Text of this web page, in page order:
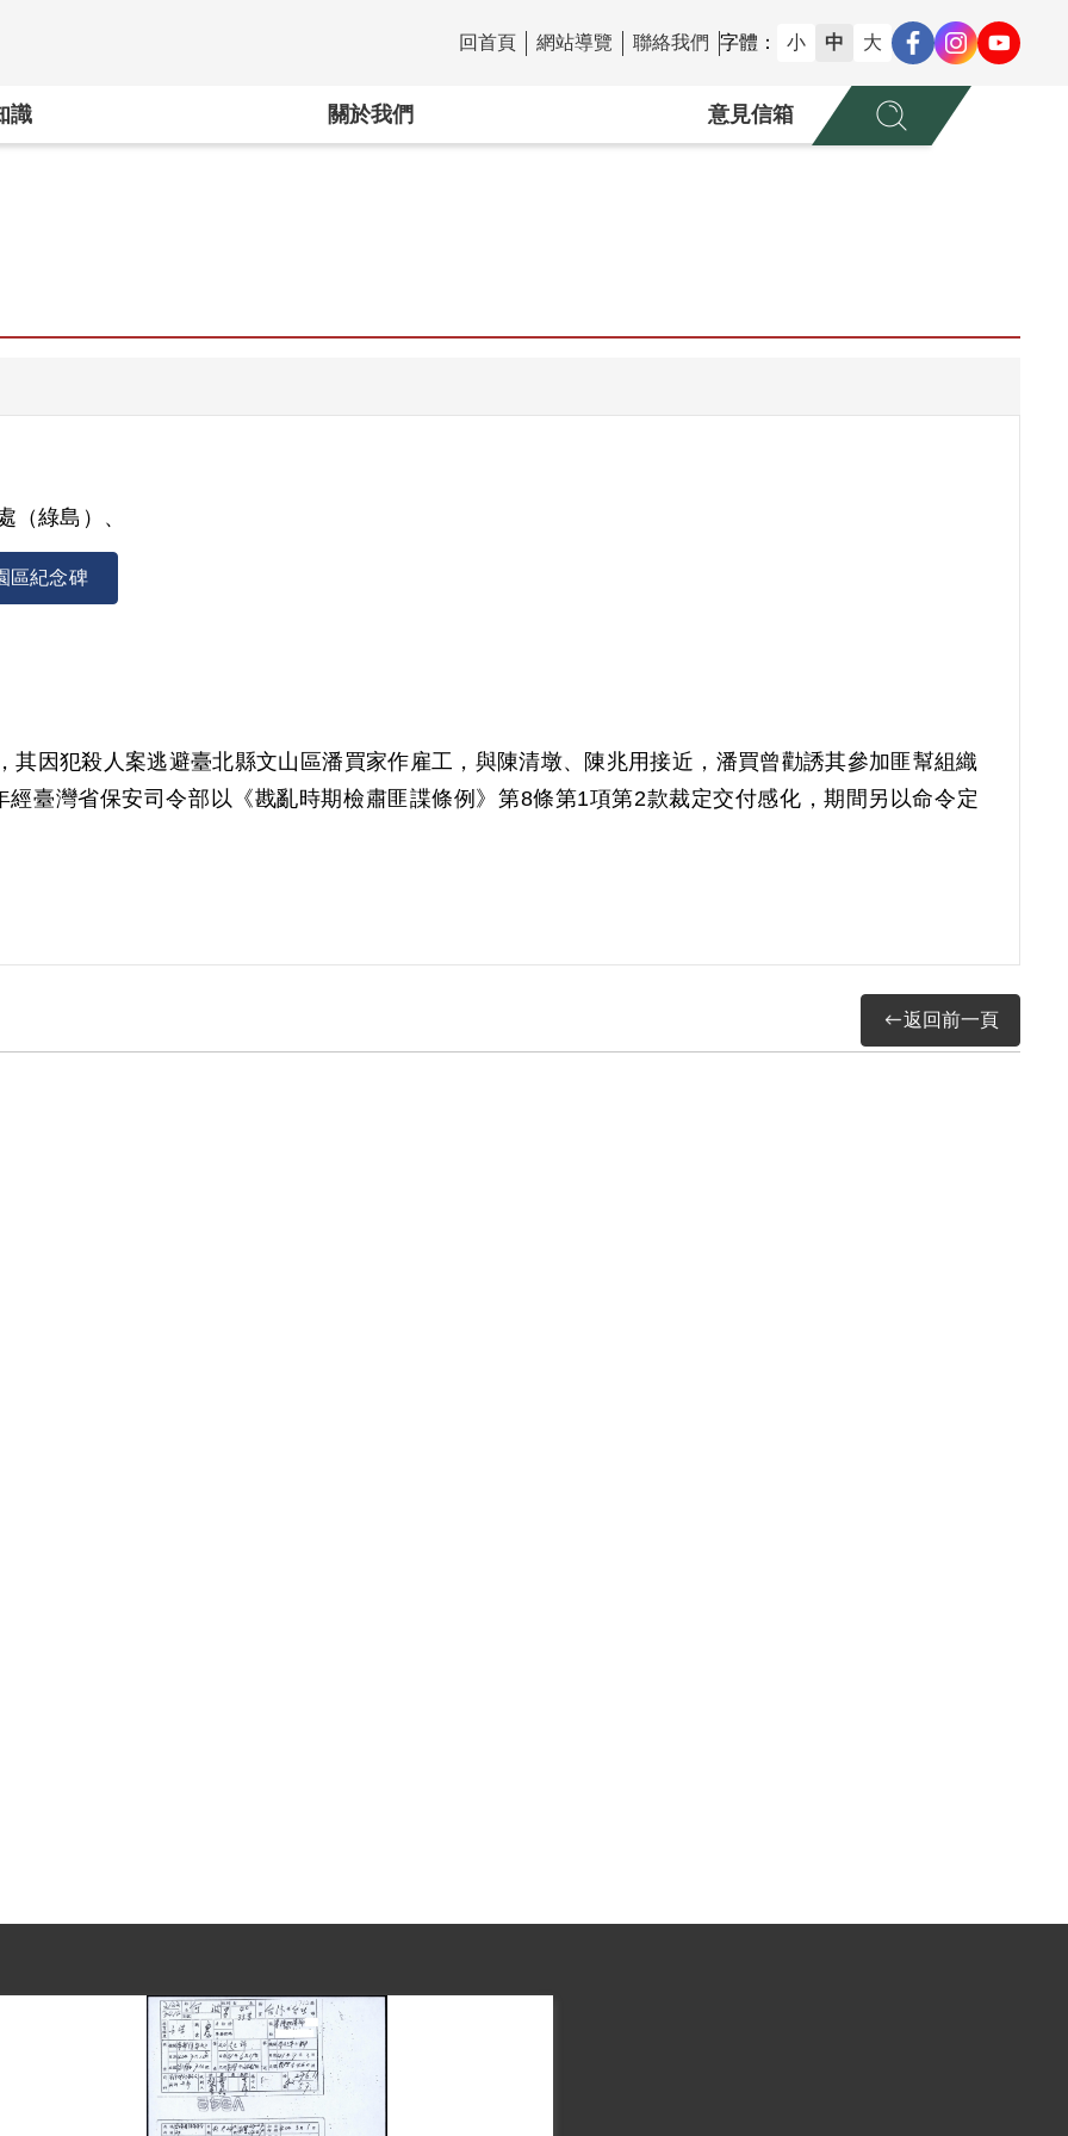
:::
回首頁 網站導覽 聯絡我們 字體： 小 中 大
識 關於我們 意見信箱
（綠島）、
區紀念碑
因犯殺人案逃避臺北縣文山區潘買家作雇工，與陳清墩、陳兆用接近，潘買曾勸誘其參加匪幫組織
臺灣省保安司令部以《戡亂時期檢肅匪諜條例》第8條第1項第2款裁定交付感化，期間另以命令定
年9月經第7屆第2次臨時董事會審核通過予以補償。補償理由為原裁定認其與叛徒陳清墩等結交接
返回前一頁